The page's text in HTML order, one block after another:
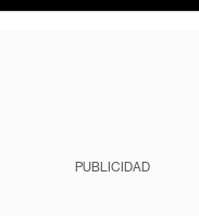
PUBLICIDAD